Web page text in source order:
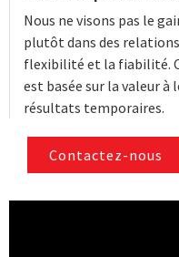
Nous ne visons pas le
plutôt dans des
flexibilité et la fiabilité.
est basée sur la valeur
résultats temporaires.
Contactez-nous